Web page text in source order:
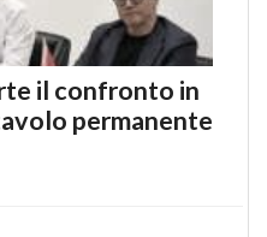
il confronto in
permanente